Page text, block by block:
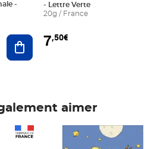
Ajouter au panier
- Lettre Verte
20g / France
7,50€
aimer
Prix 7,50€